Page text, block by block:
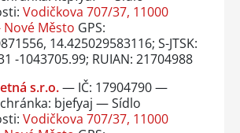
Vodičkova 707/37, 11000
Nové Město GPS:
14.425029583116; S-JTSK:
-1043705.99; RUIAN: 21704988
s.r.o.— IČ: 17904790 —
bjefyaj — Sídlo
Vodičkova 707/37, 11000